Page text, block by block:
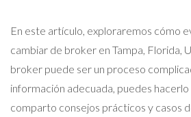
En este artículo, exploraremos cómo
cambiar de broker en Tampa, Florida,
broker puede ser un proceso
información adecuada, puedes hacerlo
comparto consejos prácticos y casos